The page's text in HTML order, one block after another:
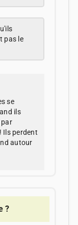
pas le
se
ils
par
Ils perdent
autour
?